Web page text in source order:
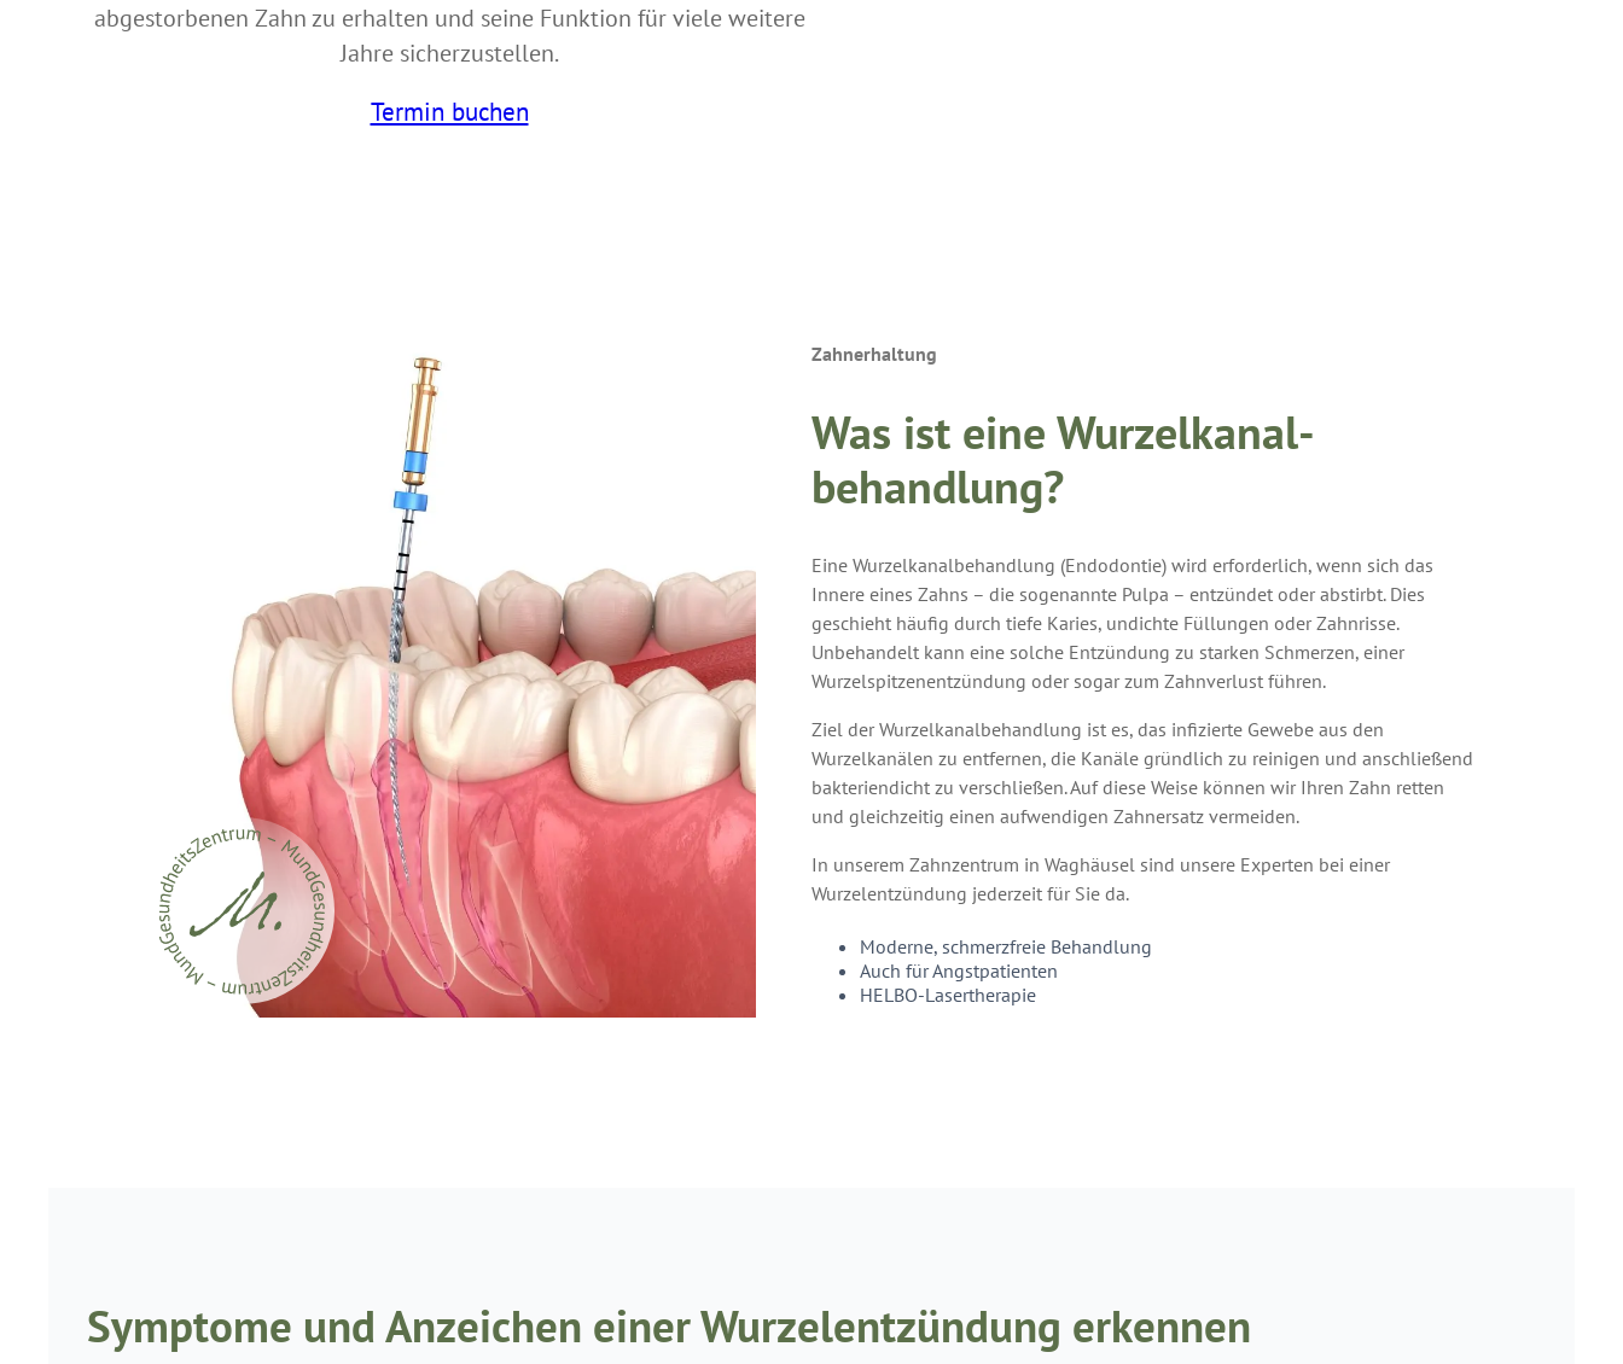
abgestorbenen Zahn zu erhalten und seine Funktion für viele weitere
Jahre sicherzustellen.
Termin buchen
Zahnerhaltung
Was ist eine Wurzelkanal-
behandlung?
Eine Wurzelkanalbehandlung (Endodontie) wird erforderlich, wenn sich das
Innere eines Zahns – die sogenannte Pulpa – entzündet oder abstirbt. Dies
geschieht häufig durch tiefe Karies, undichte Füllungen oder Zahnrisse.
Unbehandelt kann eine solche Entzündung zu starken Schmerzen, einer
Wurzelspitzenentzündung oder sogar zum Zahnverlust führen.
Ziel der Wurzelkanalbehandlung ist es, das infizierte Gewebe aus den
Wurzelkanälen zu entfernen, die Kanäle gründlich zu reinigen und anschließend
bakteriendicht zu verschließen. Auf diese Weise können wir Ihren Zahn retten
und gleichzeitig einen aufwendigen Zahnersatz vermeiden.
In unserem Zahnzentrum in Waghäusel sind unsere Experten bei einer
Wurzelentzündung jederzeit für Sie da.
Moderne, schmerzfreie Behandlung
Auch für Angstpatienten
HELBO-Lasertherapie
Symptome und Anzeichen einer Wurzelentzündung erkennen